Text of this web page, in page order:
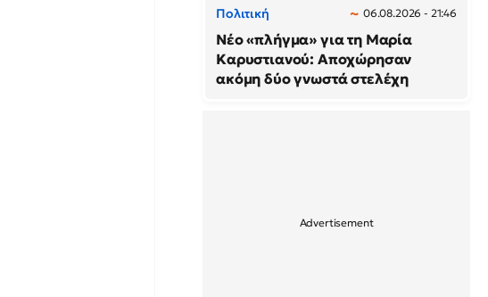
Πολιτική 06.08.2026 - 21:46
Νέο «πλήγμα» για τη Μαρία
Καρυστιανού: Αποχώρησαν
ακόμη δύο γνωστά στελέχη